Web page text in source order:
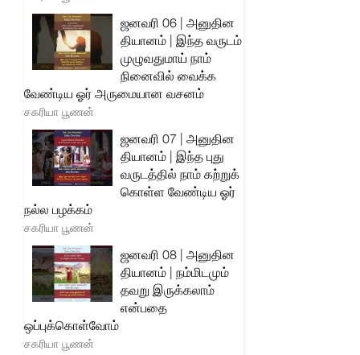
ஜனவரி 06 | அனுதின
தியானம் | இந்த வருடம்
முழுவதுமாய் நாம்
நினைவில் வைக்க
வேண்டிய ஓர் அருமையான வசனம்
சகரியா பூணன்
ஜனவரி 07 | அனுதின
தியானம் | இந்த புது
வருடத்தில் நாம் கற்றுக்
கொள்ள வேண்டிய ஓர்
நல்ல பழக்கம்
சகரியா பூணன்
ஜனவரி 08 | அனுதின
தியானம் | நம்மிடமும்
தவறு இருக்கலாம்
என்பதை
ஒப்புக்கொள்வோம்
சகரியா பூணன்